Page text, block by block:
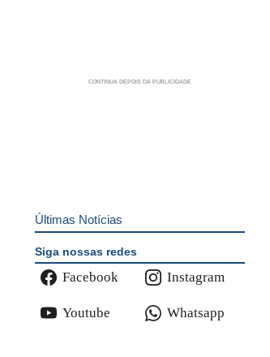
Últimas Notícias
Siga nossas redes
Facebook Instagram
Youtube Whatsapp